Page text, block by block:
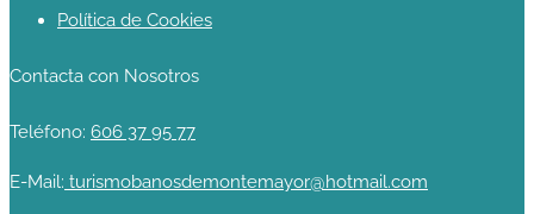
Política de Cookies
Contacta con Nosotros
Teléfono: 606 37 95 77
E-Mail: turismobanosdemontemayor@hotmail.com